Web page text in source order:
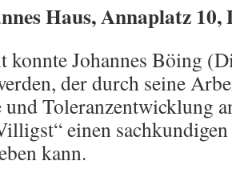
Haus, Annaplatz 10,
konnte Johannes Böing
der durch seine
Toleranzentwicklung
einen
kann.